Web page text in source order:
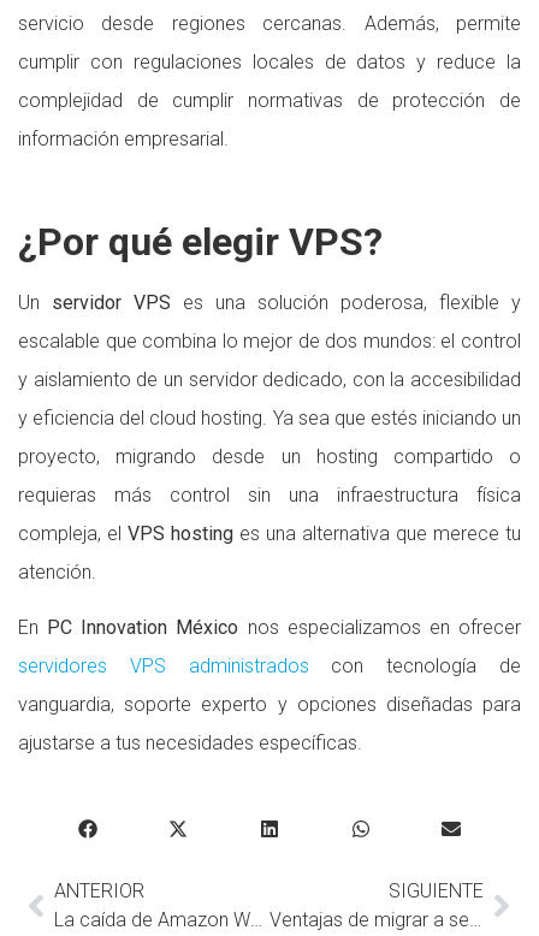
servicio desde regiones cercanas. Además, permite
cumplir con regulaciones locales de datos y reduce la
complejidad de cumplir normativas de protección de
información empresarial.
¿Por qué elegir VPS?
Un servidor VPS es una solución poderosa, flexible y
escalable que combina lo mejor de dos mundos: el control
y aislamiento de un servidor dedicado, con la accesibilidad
y eficiencia del cloud hosting. Ya sea que estés iniciando un
proyecto, migrando desde un hosting compartido o
requieras más control sin una infraestructura física
compleja, el VPS hosting es una alternativa que merece tu
atención.
En PC Innovation México nos especializamos en ofrecer
servidores VPS administrados con tecnología de
vanguardia, soporte experto y opciones diseñadas para
ajustarse a tus necesidades específicas.
ANTERIOR
SIGUIENTE